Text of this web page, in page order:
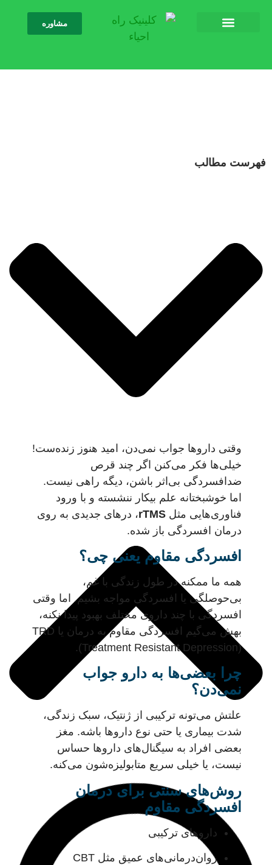
مشاوره
مطالب
وقتی داروها جواب نمی‌دن، امید هنوز زنده‌ست!
خیلی‌ها فکر می‌کنن اگر چند قرص
ضدافسردگی بی‌اثر باشن، دیگه راهی نیست.
اما خوشبختانه علم بیکار ننشسته و با ورود
فناوری‌هایی مثل rTMS، درهای جدیدی به روی
درمان افسردگی باز شده.
افسردگی مقاوم یعنی چی؟
همه ما ممکنه در طول زندگی با غم،
بی‌حوصلگی یا افسردگی مواجه بشیم. اما وقتی
افسردگی با چند داروی مختلف بهبود پیدا نکنه،
بهش می‌گیم افسردگی مقاوم به درمان یا TRD
(Treatment Resistant Depression).
چرا بعضی‌ها به دارو جواب
نمی‌دن؟
علتش می‌تونه ترکیبی از ژنتیک، سبک زندگی،
شدت بیماری یا حتی نوع داروها باشه. مغز
بعضی افراد به سیگنال‌های داروها حساس
نیست، یا خیلی سریع متابولیزه‌شون می‌کنه.
روش‌های سنتی برای درمان
افسردگی مقاوم
داروهای ترکیبی
روان‌درمانی‌های عمیق مثل CBT